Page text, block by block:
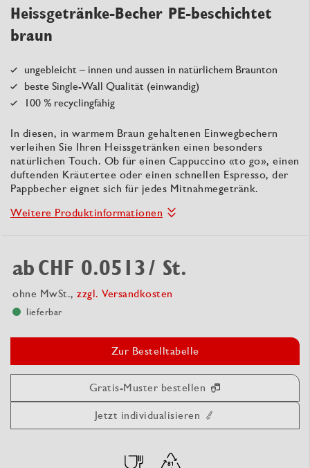
Heissgetränke-Becher PE-beschichtet
braun
ungebleicht – innen und aussen in natürlichem Braunton
beste Single-Wall Qualität (einwandig)
100 % recyclingfähig
In diesen, in warmem Braun gehaltenen Einwegbechern
verleihen Sie Ihren Heissgetränken einen besonders
natürlichen Touch. Ob für einen Cappuccino «to go», einen
duftenden Kräutertee oder einen schnellen Espresso, der
Pappbecher eignet sich für jedes Mitnahmegetränk.
Weitere Produktinformationen
abCHF 0.0513/ St.
ohne MwSt., zzgl. Versandkosten
lieferbar
Zur Bestelltabelle
Gratis-Muster bestellen
Jetzt individualisieren